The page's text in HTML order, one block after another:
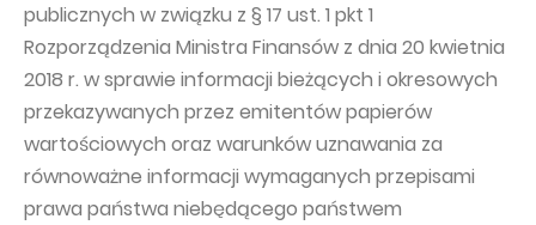
publicznych w związku z § 17 ust. 1 pkt 1
Rozporządzenia Ministra Finansów z dnia 20 kwietnia
2018 r. w sprawie informacji bieżących i okresowych
przekazywanych przez emitentów papierów
wartościowych oraz warunków uznawania za
równoważne informacji wymaganych przepisami
prawa państwa niebędącego państwem